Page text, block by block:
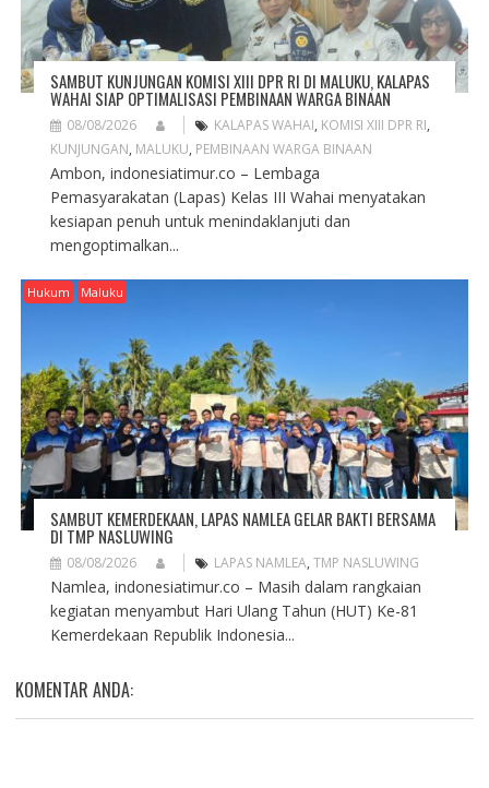
SAMBUT KUNJUNGAN KOMISI XIII DPR RI DI MALUKU, KALAPAS
WAHAI SIAP OPTIMALISASI PEMBINAAN WARGA BINAAN
08/08/2026 KALAPAS WAHAI, KOMISI XIII DPR RI,
KUNJUNGAN, MALUKU, PEMBINAAN WARGA BINAAN
Ambon, indonesiatimur.co – Lembaga
Pemasyarakatan (Lapas) Kelas III Wahai menyatakan
kesiapan penuh untuk menindaklanjuti dan
mengoptimalkan...
Hukum Maluku
SAMBUT KEMERDEKAAN, LAPAS NAMLEA GELAR BAKTI BERSAMA
DI TMP NASLUWING
08/08/2026 LAPAS NAMLEA, TMP NASLUWING
Namlea, indonesiatimur.co – Masih dalam rangkaian
kegiatan menyambut Hari Ulang Tahun (HUT) Ke-81
Kemerdekaan Republik Indonesia...
KOMENTAR ANDA: